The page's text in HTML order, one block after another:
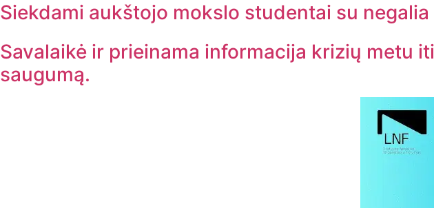
Siekdami aukštojo mokslo studentai su
Savalaikė ir prieinama informacija krizių metu
saugumą.